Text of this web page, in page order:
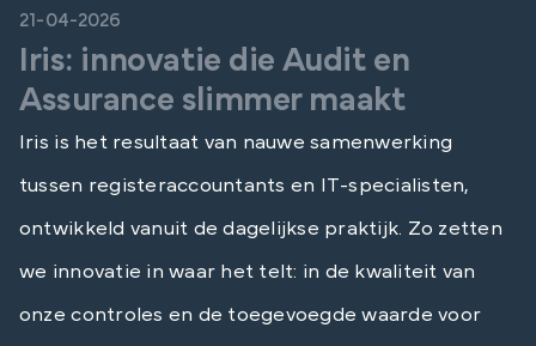
21-04-2026
Iris: innovatie die Audit en
Assurance slimmer maakt
Iris is het resultaat van nauwe samenwerking
tussen registeraccountants en IT‑specialisten,
ontwikkeld vanuit de dagelijkse praktijk. Zo zetten
we innovatie in waar het telt: in de kwaliteit van
onze controles en de toegevoegde waarde voor